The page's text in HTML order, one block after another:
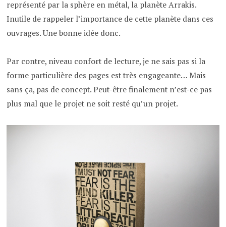
représenté par la sphère en métal, la planète Arrakis.
Inutile de rappeler l’importance de cette planète dans ces
ouvrages. Une bonne idée donc.
Par contre, niveau confort de lecture, je ne sais pas si la
forme particulière des pages est très engageante… Mais
sans ça, pas de concept. Peut-être finalement n’est-ce pas
plus mal que le projet ne soit resté qu’un projet.